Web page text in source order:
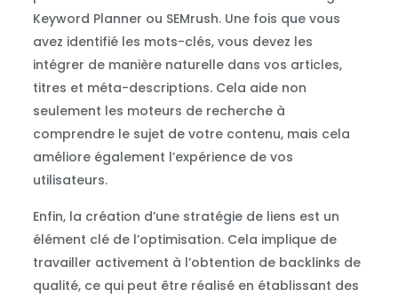
Keyword Planner ou SEMrush. Une fois que vous
avez identifié les mots-clés, vous devez les
intégrer de manière naturelle dans vos articles,
titres et méta-descriptions. Cela aide non
seulement les moteurs de recherche à
comprendre le sujet de votre contenu, mais cela
améliore également l’expérience de vos
utilisateurs.
Enfin, la création d’une stratégie de liens est un
élément clé de l’optimisation. Cela implique de
travailler activement à l’obtention de backlinks de
qualité, ce qui peut être réalisé en établissant des